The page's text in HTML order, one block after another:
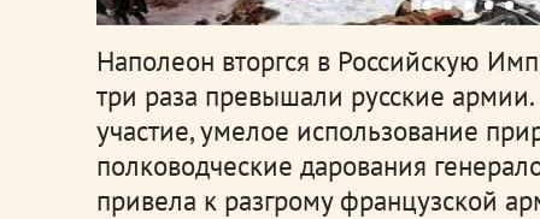
Наполеон вторгся в Российскую
три раза превышали русские
участие, умелое использование
полководческие дарования
привела к разгрому французской